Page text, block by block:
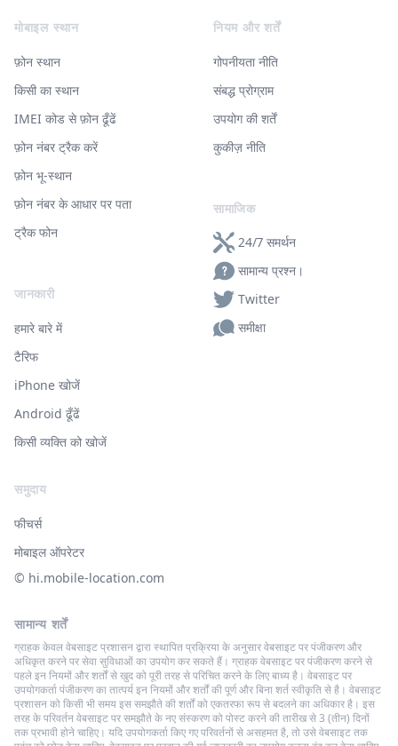
मोबाइल स्थान
फ़ोन स्थान
किसी का स्थान
IMEI कोड से फ़ोन ढूँढें
फ़ोन नंबर ट्रैक करें
फ़ोन भू-स्थान
फ़ोन नंबर के आधार पर पता
ट्रैक फोन
जानकारी
हमारे बारे में
टैरिफ
iPhone खोजें
Android ढूँढें
किसी व्यक्ति को खोजें
नियम और शर्तें
गोपनीयता नीति
संबद्ध प्रोग्राम
उपयोग की शर्तें
कुकीज़ नीति
सामाजिक
24/7 समर्थन
सामान्य प्रश्न।
Twitter
समीक्षा
समुदाय
फीचर्स
मोबाइल ऑपरेटर
© ‌hi.mobile-location.com
सामान्य शर्तें
ग्राहक केवल वेबसाइट प्रशासन द्वारा स्थापित प्रक्रिया के अनुसार वेबसाइट पर पंजीकरण और
अधिकृत करने पर सेवा सुविधाओं का उपयोग कर सकते हैं। ग्राहक वेबसाइट पर पंजीकरण करने से
पहले इन नियमों और शर्तों से खुद को पूरी तरह से परिचित करने के लिए बाध्य है। वेबसाइट पर
उपयोगकर्ता पंजीकरण का तात्पर्य इन नियमों और शर्तों की पूर्ण और बिना शर्त स्वीकृति से है। वेबसाइट
प्रशासन को किसी भी समय इस समझौते की शर्तों को एकतरफा रूप से बदलने का अधिकार है। इस
तरह के परिवर्तन वेबसाइट पर समझौते के नए संस्करण को पोस्ट करने की तारीख से 3 (तीन) दिनों
तक प्रभावी होने चाहिए। यदि उपयोगकर्ता किए गए परिवर्तनों से असहमत है, तो उसे वेबसाइट तक